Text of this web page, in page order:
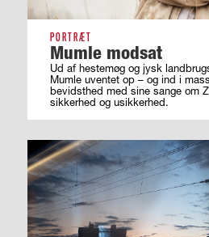
PORTRÆT
Mumle modsat
Ud af hestemøg og jysk
Mumle uventet op – og ind i
bevidsthed med sine sange om
sikkerhed og usikkerhed.